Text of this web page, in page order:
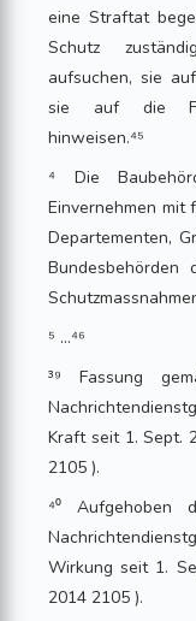
eine Straftat
Schutz
aufsuchen, sie
sie auf die
hinweisen.⁴⁵
⁴ Die
Einvernehmen mit
Departementen,
Bundes­behörden
⁵ ...⁴⁶
³⁹ Fassung
Kraft seit 1. Sept.
2105 ).
⁴⁰
Wirkung seit 1.
2014 2105 ).